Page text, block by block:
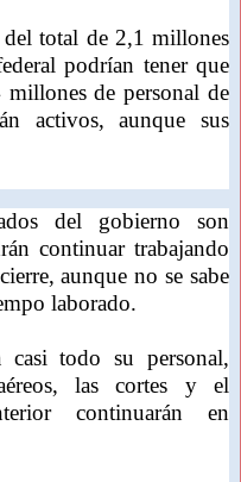
total de 2,1 millones
podrían tener que
millones de personal de
activos, aunque sus
del gobierno son
continuar trabajando
aunque no se sabe
laborado.
todo su personal,
las cortes y el
continuarán en